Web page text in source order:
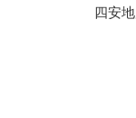
四安